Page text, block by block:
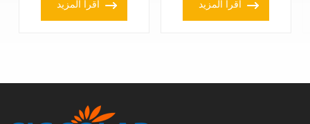
اقرأ المزيد اقرأ المزيد